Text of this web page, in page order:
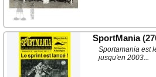
SportMania
Sportamania est
jusqu'en 2003...